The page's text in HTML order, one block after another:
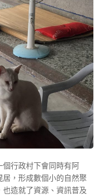
個行政村下會同時有阿
，形成數個小的自然聚
造就了資源、資訊普及